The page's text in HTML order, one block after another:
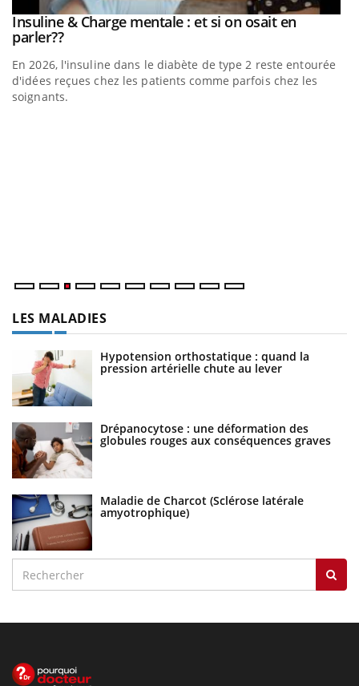
Youtube
Insuline & Charge mentale : et si on osait en
parler??Youtube
En 2026, l'insuline dans le diabète de type 2 reste entourée
d'idées reçues chez les patients comme parfois chez les
soignants.
LES MALADIES
Hypotension orthostatique : quand la
pression artérielle chute au lever
Drépanocytose : une déformation des
globules rouges aux conséquences graves
Maladie de Charcot (Sclérose latérale
amyotrophique)